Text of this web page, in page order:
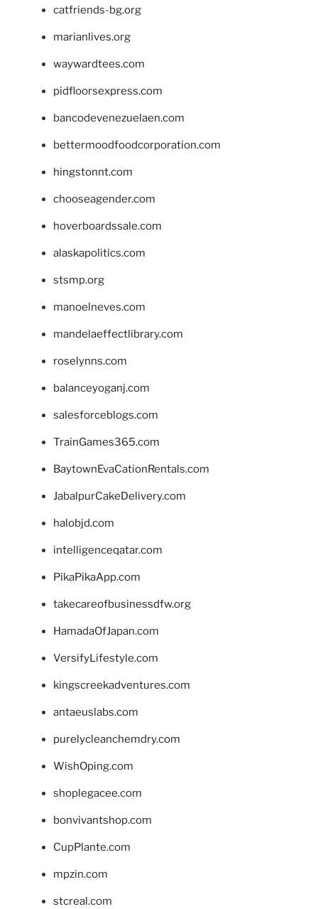
catfriends-bg.org
marianlives.org
waywardtees.com
pidfloorsexpress.com
bancodevenezuelaen.com
bettermoodfoodcorporation.com
hingstonnt.com
chooseagender.com
hoverboardssale.com
alaskapolitics.com
stsmp.org
manoelneves.com
mandelaeffectlibrary.com
roselynns.com
balanceyoganj.com
salesforceblogs.com
TrainGames365.com
BaytownEvaCationRentals.com
JabalpurCakeDelivery.com
halobjd.com
intelligenceqatar.com
PikaPikaApp.com
takecareofbusinessdfw.org
HamadaOfJapan.com
VersifyLifestyle.com
kingscreekadventures.com
antaeuslabs.com
purelycleanchemdry.com
WishOping.com
shoplegacee.com
bonvivantshop.com
CupPlante.com
mpzin.com
stcreal.com